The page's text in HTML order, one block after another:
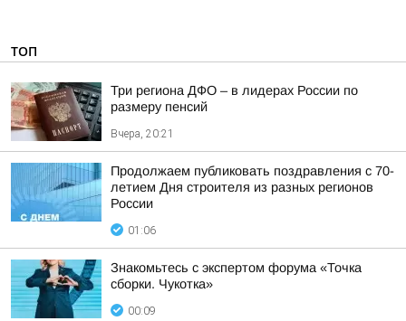
ТОП
Три региона ДФО – в лидерах России по
размеру пенсий
Вчера, 20:21
Продолжаем публиковать поздравления с 70-
летием Дня строителя из разных регионов
России
01:06
Знакомьтесь с экспертом форума «Точка
сборки. Чукотка»
00:09